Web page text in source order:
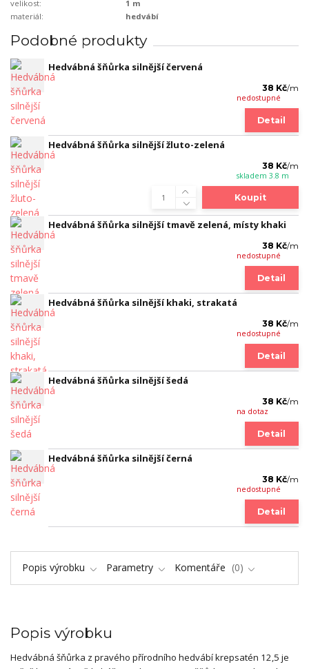
velikost:
1 m
materiál:
hedvábí
Podobné produkty
Hedvábná šňůrka silnější červená
38 Kč/m
nedostupné
Detail
Hedvábná šňůrka silnější žluto-zelená
38 Kč/m
skladem 3.8 m
Koupit
Hedvábná šňůrka silnější tmavě zelená, místy khaki
38 Kč/m
nedostupné
Detail
Hedvábná šňůrka silnější khaki, strakatá
38 Kč/m
nedostupné
Detail
Hedvábná šňůrka silnější šedá
38 Kč/m
na dotaz
Detail
Hedvábná šňůrka silnější černá
38 Kč/m
nedostupné
Detail
Popis výrobku Parametry Komentáře 0
Popis výrobku
Hedvábná šňůrka z pravého přírodního hedvábí krepsatén 12,5 je